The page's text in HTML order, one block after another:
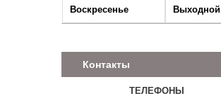
Воскресенье Выходной
Контакты
ТЕЛЕФОНЫ